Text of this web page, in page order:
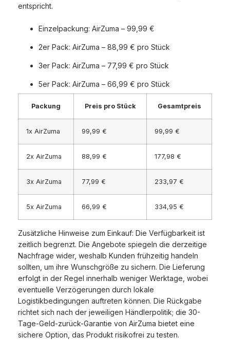
entspricht.
Einzelpackung: AirZuma – 99,99 €
2er Pack: AirZuma – 88,99 € pro Stück
3er Pack: AirZuma – 77,99 € pro Stück
5er Pack: AirZuma – 66,99 € pro Stück
Packung Preis pro Stück Gesamtpreis
1x AirZuma 99,99 € 99,99 €
2x AirZuma 88,99 € 177,98 €
3x AirZuma 77,99 € 233,97 €
5x AirZuma 66,99 € 334,95 €
Zusätzliche Hinweise zum Einkauf: Die Verfügbarkeit ist
zeitlich begrenzt. Die Angebote spiegeln die derzeitige
Nachfrage wider, weshalb Kunden frühzeitig handeln
sollten, um ihre Wunschgröße zu sichern. Die Lieferung
erfolgt in der Regel innerhalb weniger Werktage, wobei
eventuelle Verzögerungen durch lokale
Logistikbedingungen auftreten können. Die Rückgabe
richtet sich nach der jeweiligen Händlerpolitik; die 30-
Tage-Geld-zurück-Garantie von AirZuma bietet eine
sichere Option, das Produkt risikofrei zu testen.